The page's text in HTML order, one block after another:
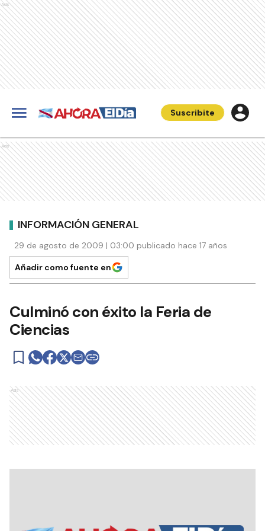
Ads
Suscribite
Ads
INFORMACIÓN GENERAL
29 de agosto de 2009 | 03:00 publicado hace 17 años
Añadir como fuente en
Culminó con éxito la Feria de
Ciencias
Ads